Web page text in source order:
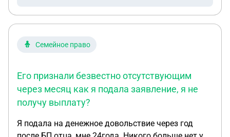
Семейное право
Его признали безвестно отсутствующим
через месяц как я подала заявление, я не
получу выплату?
Я подала на денежное довольствие через год